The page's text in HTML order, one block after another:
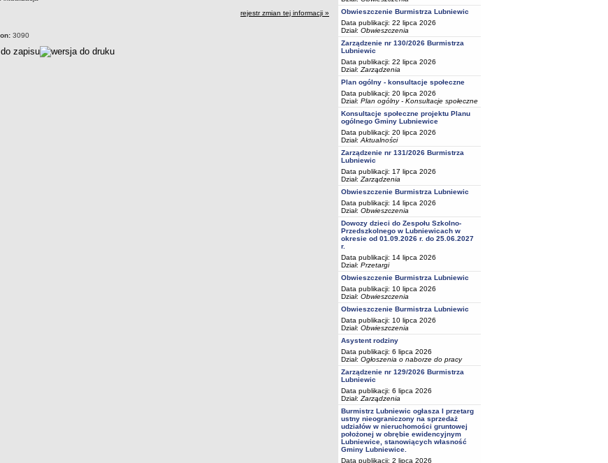
rejestr zmian tej informacji »
3090
Obwieszczenie Burmistrza Lubniewic
Data publikacji: 22 lipca 2026
Dział: Obwieszczenia
Zarządzenie nr 130/2026 Burmistrza
Lubniewic
Data publikacji: 22 lipca 2026
Dział: Zarządzenia
Plan ogólny - konsultacje społeczne
Data publikacji: 20 lipca 2026
Dział: Plan ogólny - Konsultacje społeczne
Konsultacje społeczne projektu Planu
ogólnego Gminy Lubniewice
Data publikacji: 20 lipca 2026
Dział: Aktualności
Zarządzenie nr 131/2026 Burmistrza
Lubniewic
Data publikacji: 17 lipca 2026
Dział: Zarządzenia
Obwieszczenie Burmistrza Lubniewic
Data publikacji: 14 lipca 2026
Dział: Obwieszczenia
Dowozy dzieci do Zespołu Szkolno-
Przedszkolnego w Lubniewicach w
okresie od 01.09.2026 r. do 25.06.2027
r.
Data publikacji: 14 lipca 2026
Dział: Przetargi
Obwieszczenie Burmistrza Lubniewic
Data publikacji: 10 lipca 2026
Dział: Obwieszczenia
Obwieszczenie Burmistrza Lubniewic
Data publikacji: 10 lipca 2026
Dział: Obwieszczenia
Asystent rodziny
Data publikacji: 6 lipca 2026
Dział: Ogłoszenia o naborze do pracy
Zarządzenie nr 129/2026 Burmistrza
Lubniewic
Data publikacji: 6 lipca 2026
Dział: Zarządzenia
Burmistrz Lubniewic ogłasza I przetarg
ustny nieograniczony na sprzedaż
udziałów w nieruchomości gruntowej
położonej w obrębie ewidencyjnym
Lubniewice, stanowiących własność
Gminy Lubniewice.
Data publikacji: 2 lipca 2026